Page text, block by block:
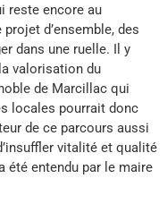
reste encore au
d’ensemble, des
dans une ruelle. Il y
valorisation du
de Marcillac qui
locales pourrait donc
de ce parcours aussi
vitalité et qualité
été entendu par le maire